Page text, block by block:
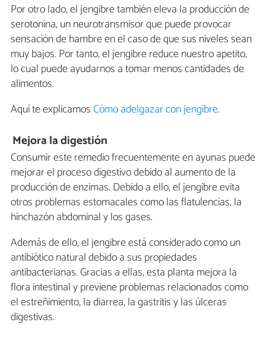
Por otro lado, el jengibre también eleva la producción de
serotonina, un neurotransmisor que puede provocar
sensación de hambre en el caso de que sus niveles sean
muy bajos. Por tanto, el jengibre reduce nuestro apetito,
lo cual puede ayudarnos a tomar menos cantidades de
alimentos.
Aquí te explicamosCómo adelgazar con jengibre.
Mejora la digestión
Consumir este remedio frecuentemente en ayunas puede
mejorar el proceso digestivo debido al aumento de la
producción de enzimas. Debido a ello, el jengibre evita
otros problemas estomacales como las flatulencias, la
hinchazón abdominal y los gases.
Además de ello, el jengibre está considerado como un
antibiótico natural debido a sus propiedades
antibacterianas. Gracias a ellas, esta planta mejora la
flora intestinal y previene problemas relacionados como
el estreñimiento, la diarrea, la gastritis y las úlceras
digestivas.